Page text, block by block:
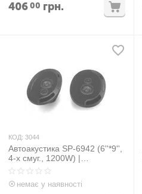
40600 грн.
КОД: 3044
Автоакустика SP-6942 (6''*9'',
4-х смуг., 1200W) |
автомобільна акустика
колонки
немає у наявності